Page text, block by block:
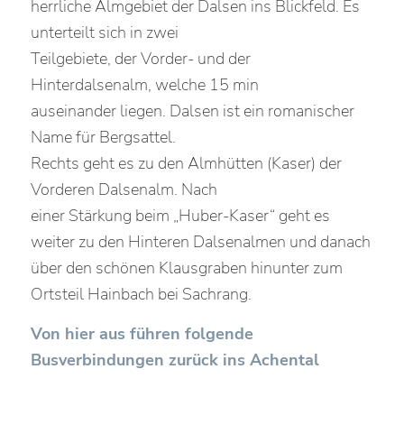
herrliche Almgebiet der Dalsen ins Blickfeld. Es
unterteilt sich in zwei
Teilgebiete, der Vorder- und der
Hinterdalsenalm, welche 15 min
auseinander liegen. Dalsen ist ein romanischer
Name für Bergsattel.
Rechts geht es zu den Almhütten (Kaser) der
Vorderen Dalsenalm. Nach
einer Stärkung beim „Huber-Kaser“ geht es
weiter zu den Hinteren Dalsenalmen und danach
über den schönen Klausgraben hinunter zum
Ortsteil Hainbach bei Sachrang.
Von hier aus führen folgende
Busverbindungen zurück ins Achental